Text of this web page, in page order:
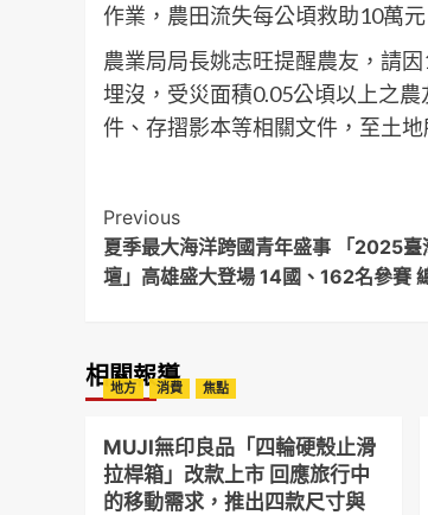
作業，農田流失每公頃救助10萬
農業局局長姚志旺提醒農友，請
埋沒，受災面積0.05公頃以上之
件、存摺影本等相關文件，至土地
Post
Navigation
Previous
夏季最大海洋跨國青年盛事 「2025臺
壇」高雄盛大登場 14國、162名參賽
相關報導
地方 消費 焦點
MUJI無印良品「四輪硬殼止滑
拉桿箱」改款上市 回應旅行中
的移動需求，推出四款尺寸與